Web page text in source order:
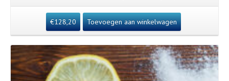
€128,20 Toevoegen aan winkelwagen